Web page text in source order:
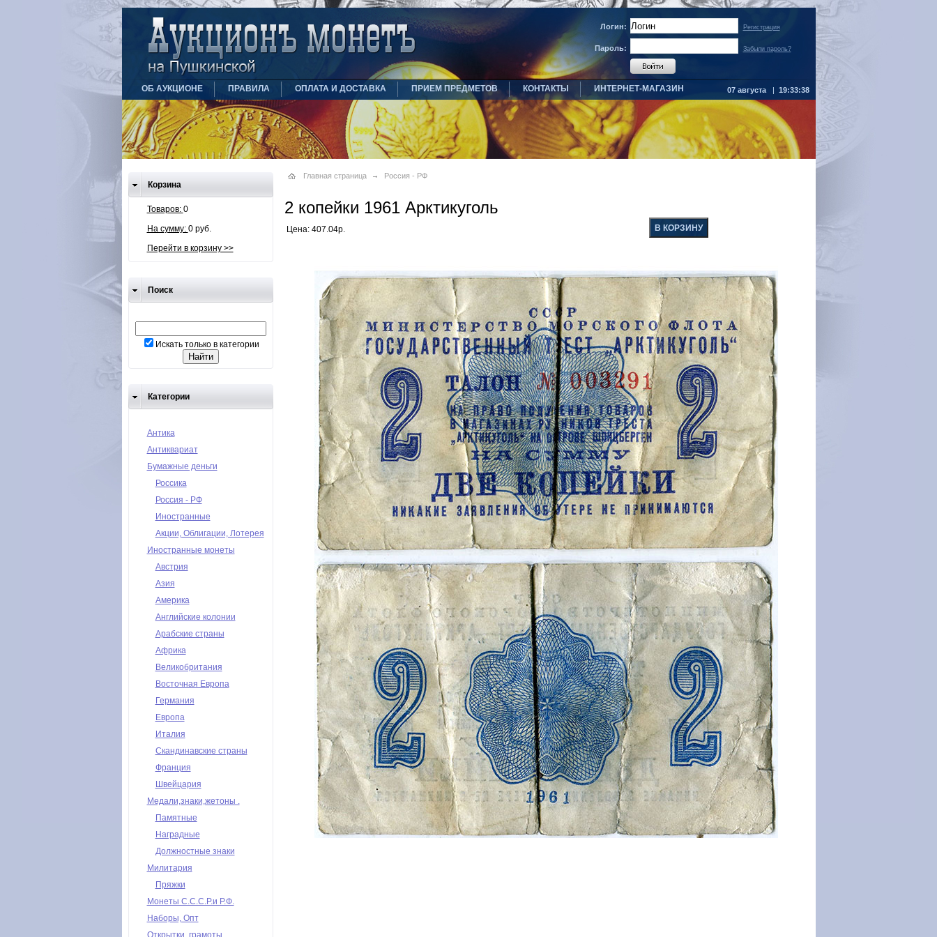
Логин: Регистрация
Пароль: Забыли пароль?
ОБ АУКЦИОНЕ ПРАВИЛА ОПЛАТА И ДОСТАВКА ПРИЕМ ПРЕДМЕТОВ КОНТАКТЫ ИНТЕРНЕТ-МАГАЗИН 07 августа | 19:33:38
Корзина
Товаров: 0
На сумму: 0 руб.
Перейти в корзину >>
Поиск
Искать только в категории
Категории
Антика
Антиквариат
Бумажные деньги
Россика
Россия - РФ
Иностранные
Акции, Облигации, Лотерея
Иностранные монеты
Австрия
Азия
Америка
Английские колонии
Арабские страны
Африка
Великобритания
Восточная Европа
Германия
Европа
Италия
Скандинавские страны
Франция
Швейцария
Медали,знаки,жетоны .
Памятные
Наградные
Должностные знаки
Милитария
Пряжки
Монеты С.С.С.Р.и Р.Ф.
Наборы, Опт
Открытки, грамоты,
Главная страница Россия - РФ
2 копейки 1961 Арктикуголь
Цена: 407.04р.